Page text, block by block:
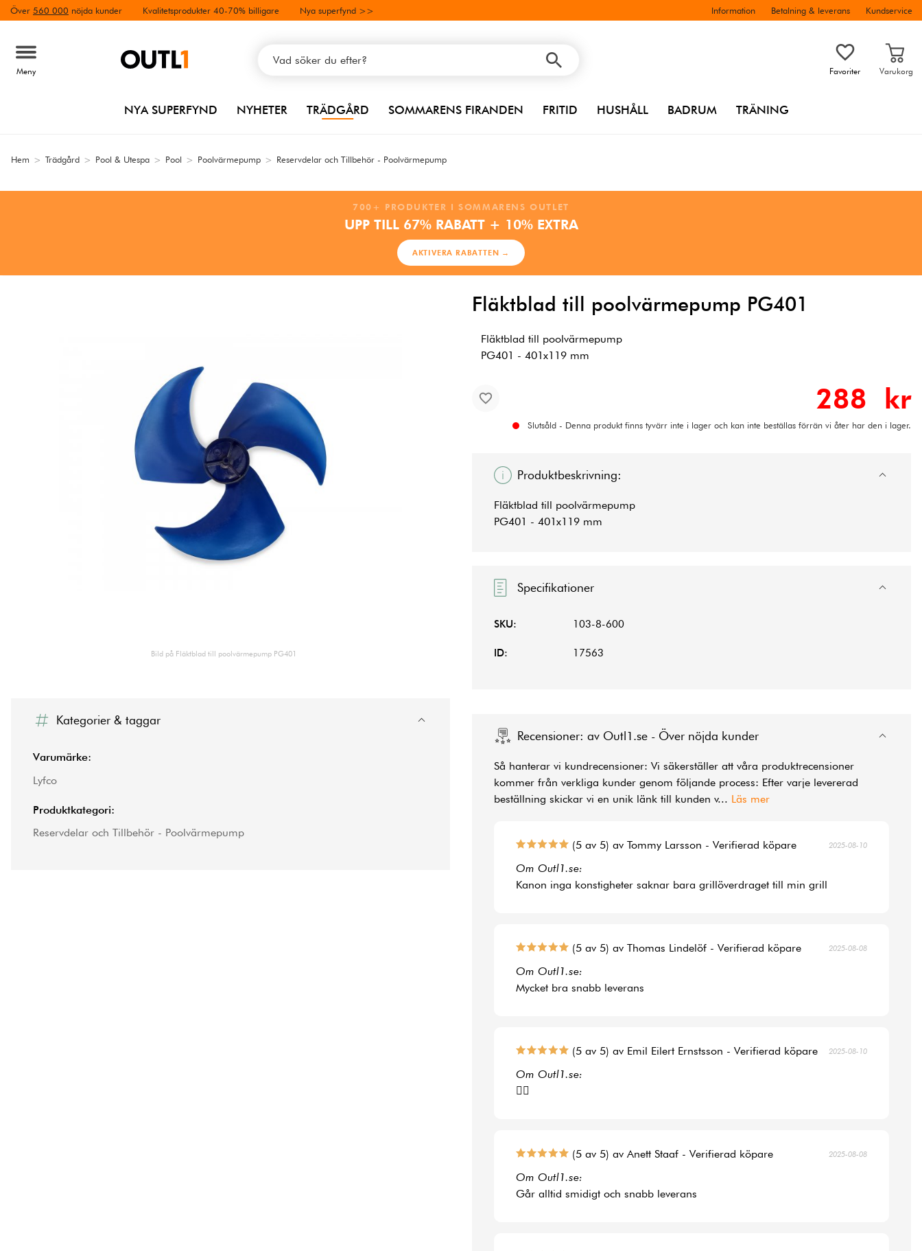
Över 560 000 nöjda kunder Kvalitetsprodukter 40-70% billigare Nya superfynd >> Information Betalning & leverans Kundservice
Meny Favoriter Varukorg
NYA SUPERFYND NYHETER TRÄDGÅRD SOMMARENS FIRANDEN FRITID HUSHÅLL BADRUM TRÄNING
Hem > Trädgård > Pool & Utespa > Pool > Poolvärmepump > Reservdelar och Tillbehör - Poolvärmepump
700+ PRODUKTER I SOMMARENS OUTLET
UPP TILL 67% RABATT + 10% EXTRA
AKTIVERA RABATTEN →
Fläktblad till poolvärmepump PG401
Bild på Fläktblad till poolvärmepump PG401
Fläktblad till poolvärmepump
PG401 - 401x119 mm
288 kr
Slutsåld - Denna produkt finns tyvärr inte i lager och kan inte beställas förrän vi åter har den i lager.
Produktbeskrivning:
Fläktblad till poolvärmepump
PG401 - 401x119 mm
Specifikationer
SKU: 103-8-600
ID: 17563
Kategorier & taggar
Varumärke:
Lyfco
Produktkategori:
Reservdelar och Tillbehör - Poolvärmepump
Recensioner: av Outl1.se - Över nöjda kunder
Så hanterar vi kundrecensioner: Vi säkerställer att våra produktrecensioner
kommer från verkliga kunder genom följande process: Efter varje levererad
beställning skickar vi en unik länk till kunden v... Läs mer
(5 av 5) av Tommy Larsson - Verifierad köpare 2025-08-10
Om Outl1.se:
Kanon inga konstigheter saknar bara grillöverdraget till min grill
(5 av 5) av Thomas Lindelöf - Verifierad köpare 2025-08-08
Om Outl1.se:
Mycket bra snabb leverans
(5 av 5) av Emil Eilert Ernstsson - Verifierad köpare 2025-08-10
Om Outl1.se:
👍🏻
(5 av 5) av Anett Staaf - Verifierad köpare 2025-08-08
Om Outl1.se:
Går alltid smidigt och snabb leverans